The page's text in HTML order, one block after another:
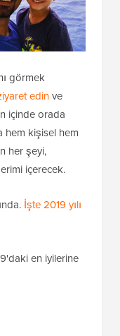
görmek
edinve
içinde orada
hem kişisel hem
her şeyi,
içerecek.
İşte 2019 yılı
en iyilerine